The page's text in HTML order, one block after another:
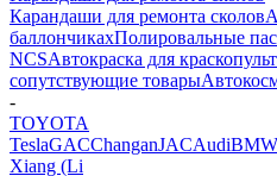
Карандаши для ремонта сколов
баллончикахПолировальные
NCSАвтокраска для
сопутствующие товары
-
TOYOTA
TeslaGACChanganJACAudiBMW
Xiang (Li